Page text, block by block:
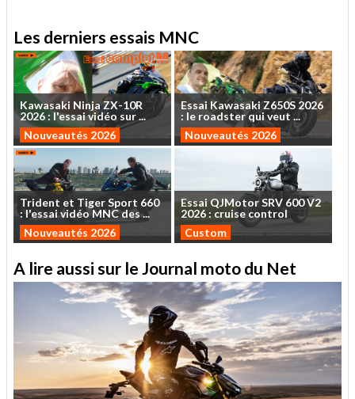
Les derniers essais MNC
Kawasaki NinjaZX-10R
2026: l'essaividéo sur...
Nouveautés 2026
Essai KawasakiZ650S 2026
: le roadsterquiveut ...
Nouveautés 2026
Trident et TigerSport 660
: l'essaividéoMNCdes...
Nouveautés 2026
EssaiQJMotorSRV 600V2
2026 : cruise control
Custom
A lire aussi sur le Journal moto du Net